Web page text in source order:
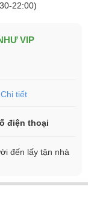
22:00)
VIP
Chi tiết
điện thoại
đến lấy tận nhà